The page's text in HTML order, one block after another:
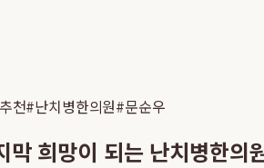
천#난치병한의원#문순우
희망이 되는 난치병한의